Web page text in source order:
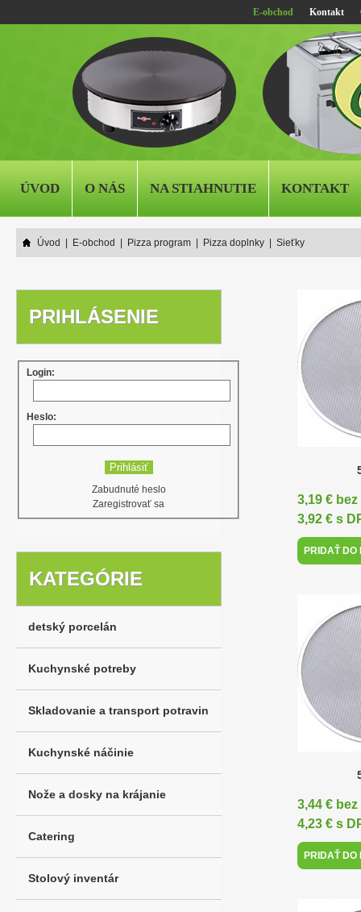
E-obchod Kontakt
ÚVOD O NÁS NA STIAHNUTIE KONTAKT
Úvod E-obchod Pizza program Pizza doplnky Sieťky
3,19 € bez
3,92 € s
PRIDAŤ DO
3,44 € bez
4,23 € s
PRIDAŤ DO
PRIHLÁSENIE
Login:
Heslo:
Zabudnuté heslo
Zaregistrovať sa
KATEGÓRIE
detský porcelán
Kuchynské potreby
Skladovanie a transport potravin
Kuchynské náčinie
Nože a dosky na krájanie
Catering
Stolový inventár